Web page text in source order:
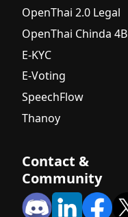
OpenThai 2.0 Legal
OpenThai Chinda 4B
E-KYC
E-Voting
SpeechFlow
Thanoy
Contact &
Community